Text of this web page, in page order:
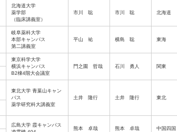
北海道大学
薬学部
（臨床講義室）
市川 聡 市川 聡 北海道
岐阜薬科大学
本部キャンパス
第二講義室
平山 祐 横島 聡 東海
東京科学大学
横浜キャンパス
B2棟4階大会議室
門之園 哲哉 石川 勇人
関東
東北大学 青葉山キャン
パス
薬学研究科大講義室
土井 隆行 土井 隆行
東北
広島大学 霞キャンパス
熊本 卓哉 熊本 卓哉
中国四国